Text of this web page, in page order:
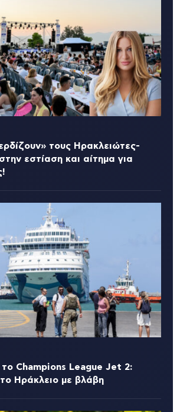
τους Ηρακλειώτες-
εστίαση και αίτημα για
Champions League Jet 2:
Ηράκλειο με βλάβη